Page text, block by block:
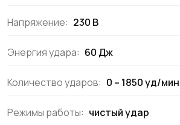
Напряжение: 230 В
Энергия удара: 60 Дж
Количество ударов: 0 – 1850 уд/мин
Режимы работы: чистый удар